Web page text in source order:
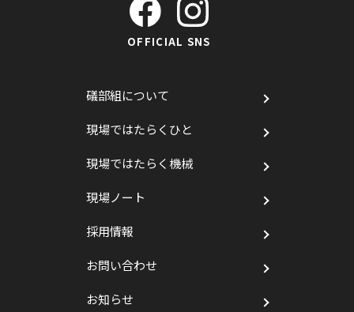
OFFICIAL SNS
礒部組について
現場ではたらくひと
現場ではたらく機械
現場ノート
採用情報
お問い合わせ
お知らせ